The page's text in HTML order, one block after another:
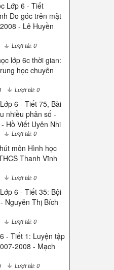
Lớp 6 - Tiết
Đo góc trên mặt
- Lê Huyền
Lượt tải: 0
lớp 6c thời gian:
học chuyên
Lượt tải: 0
6 - Tiết 75, Bài
nhiều phân số -
Hồ Viết Uyên Nhi
Lượt tải: 0
môn Hình học
Thanh Vĩnh
Lượt tải: 0
6 - Tiết 35: Bội
Nguyễn Thị Bích
Lượt tải: 0
- Tiết 1: Luyện tập
2008 - Mạch
Lượt tải: 0